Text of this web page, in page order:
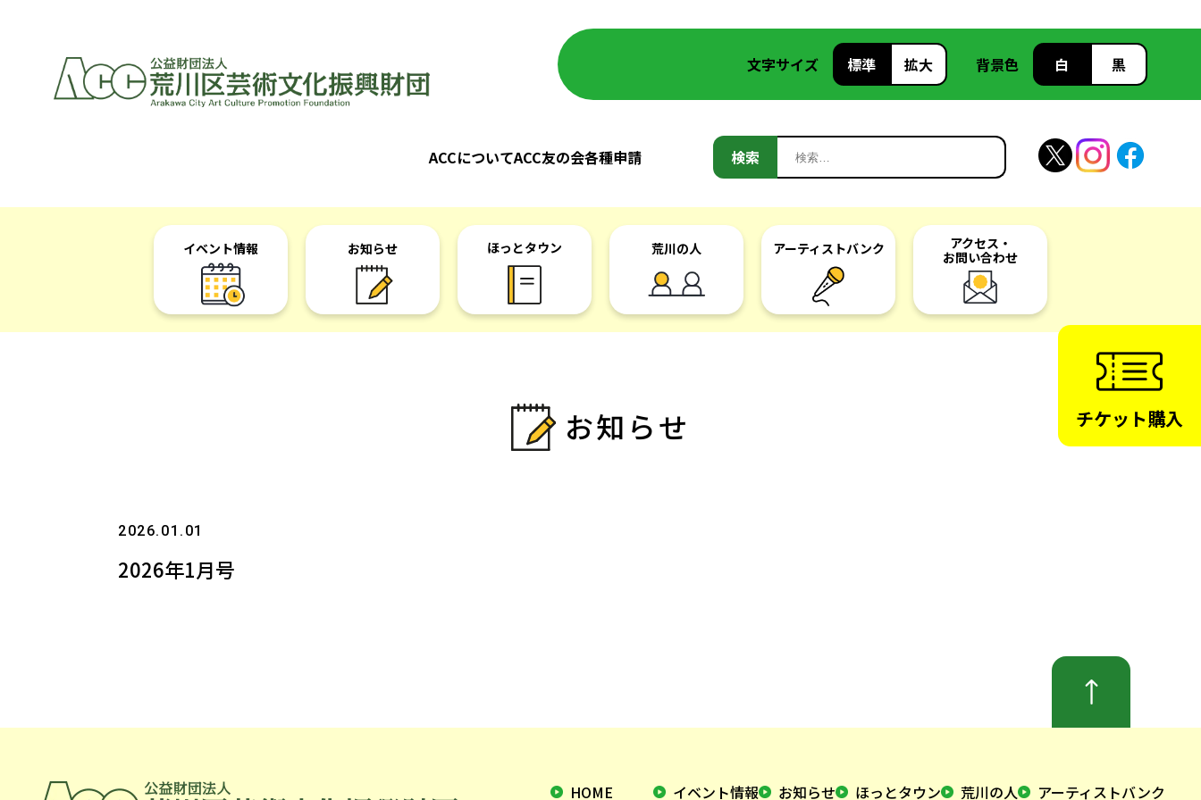
文字サイズ 標準 拡大 背景色 白 黒
ACCについてACC友の会各種申請 検索
イベント情報 お知らせ ほっとタウン 荒川の人 アーティストバンク
アクセス・
お問い合わせ
チケット購入
お知らせ
2026.01.01
2026年1月号
HOME イベント情報 お知らせ ほっとタウン 荒川の人 アーティストバンク